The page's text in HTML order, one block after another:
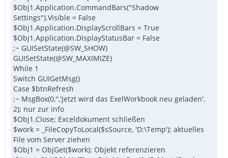
$Obj1.Application.CommandBars("Shadow
Settings").Visible = False
$Obj1.Application.DisplayScrollBars = True
$Obj1.Application.DisplayStatusBar = False
;~ GUISetState(@SW_SHOW)
GUISetState(@SW_MAXIMIZE)
While 1
Switch GUIGetMsg()
Case $btnRefresh
;~ MsgBox(0,'','Jetzt wird das ExelWorkbook neu geladen',
2); nur zur info
$Obj1.Close; Exceldokument schließen
$work = _FileCopyToLocal($sSource, 'D:\Temp'); aktuelles
File vom Server ziehen
$Obj1 = ObjGet($work); Objekt referenzieren